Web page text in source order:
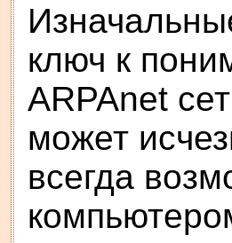
ключ к
ARPAnet
может
всегда